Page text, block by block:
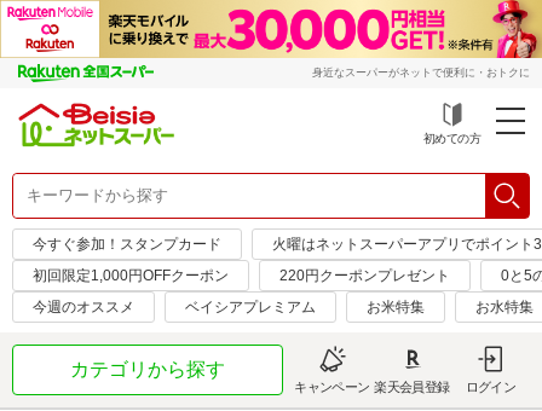
身近なスーパーがネットで便利に・おトクに
初めての方
今すぐ参加！スタンプカード
火曜はネットスーパーアプリでポイント
初回限定1,000円OFFクーポン
220円クーポンプレゼント
0と5
今週のオススメ
ベイシアプレミアム お米特集 お水特集
カテゴリから探す
キャンペーン 楽天会員登録 ログイン